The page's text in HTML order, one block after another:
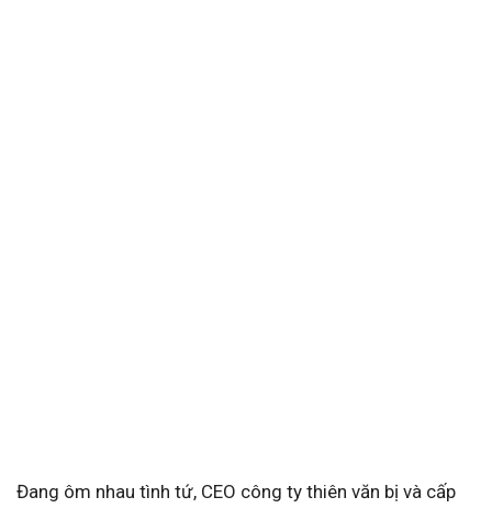
Đang ôm nhau tình tứ, CEO công ty thiên văn bị và cấp